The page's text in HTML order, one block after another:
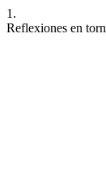
1.
Reflexiones en